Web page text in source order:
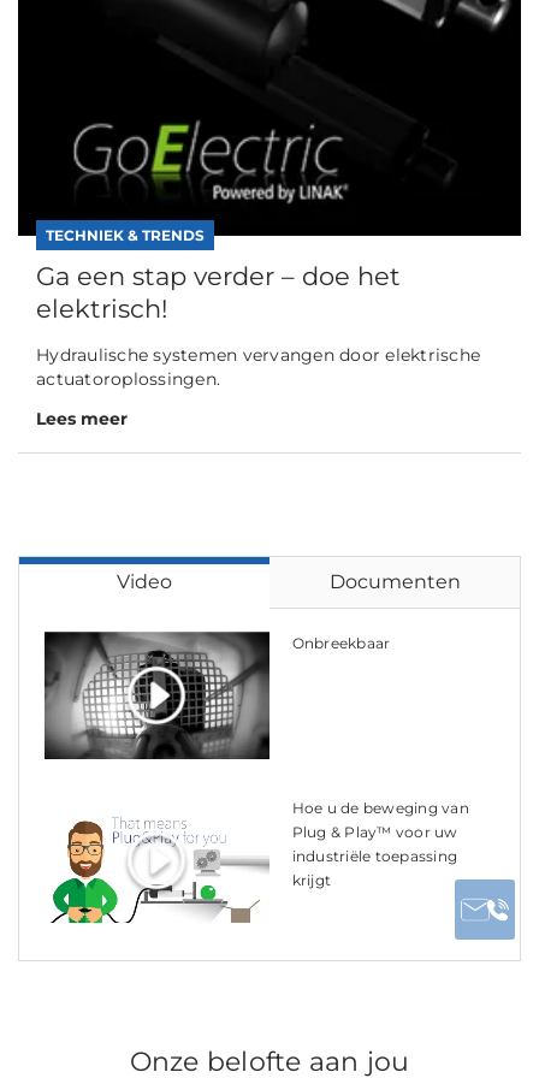
TECHNIEK & TRENDS
Ga een stap verder – doe het
elektrisch!
Hydraulische systemen vervangen door elektrische
actuatoroplossingen.
Lees meer
Video Documenten
Onbreekbaar
Hoe u de beweging van
Plug & Play™ voor uw
industriële toepassing
krijgt
Onze belofte aan jou